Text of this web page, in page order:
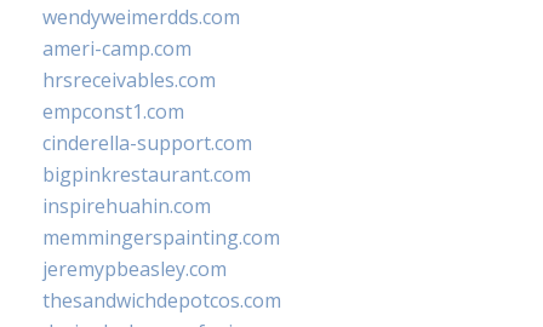
wendyweimerdds.com
ameri-camp.com
hrsreceivables.com
empconst1.com
cinderella-support.com
bigpinkrestaurant.com
inspirehuahin.com
memmingerspainting.com
jeremypbeasley.com
thesandwichdepotcos.com